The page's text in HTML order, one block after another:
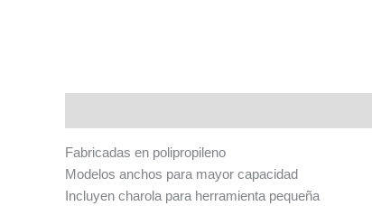
Fabricadas en polipropileno
Modelos anchos para mayor capacidad
Incluyen charola para herramienta pequeña